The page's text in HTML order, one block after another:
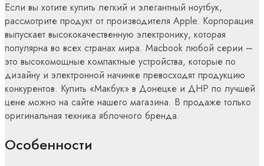
Если вы хотите купить легкий и элегантный ноутбук,
рассмотрите продукт от производителя Apple. Корпорация
выпускает высококачественную электронику, которая
популярна во всех странах мира. Macbook любой серии –
это высокомощные компактные устройства, которые по
дизайну и электронной начинке превосходят продукцию
конкурентов. Купить «Макбук» в Донецке и ДНР по лучшей
цене можно на сайте нашего магазина. В продаже только
оригинальная техника яблочного бренда.
Особенности